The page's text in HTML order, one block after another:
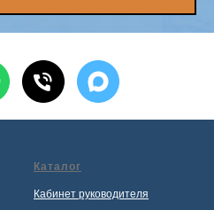
Каталог
Кабинет руководителя